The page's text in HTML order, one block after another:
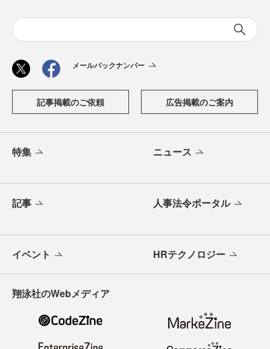
メールバックナンバー
記事掲載のご依頼 広告掲載のご案内
特集 ニュース
記事 人事法令ポータル
イベント HRテクノロジー
翔泳社のWebメディア